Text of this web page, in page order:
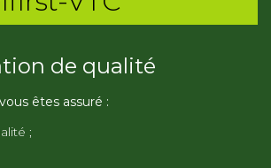
de qualité
êtes assuré :
;